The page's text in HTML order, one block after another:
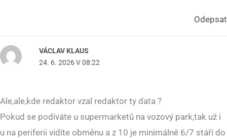
Odepsat
VÁCLAV KLAUS
24. 6. 2026 V 08:22
Ale,ale,kde redaktor vzal redaktor ty data ?
Pokud se podíváte u supermarketů na vozový park,tak už i
u na periferii vidíte obměnu a z 10 je minimálně 6/7 stáří do